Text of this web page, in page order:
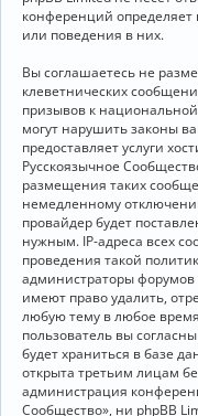
конференций определяет
или поведения в них.
Вы соглашаетесь не
клеветнических
призывов к
могут нарушить законы
предоставляет услуги
Русскоязычное
размещения таких
немедленному
провайдер будет
нужным. IP-адреса всех
проведения такой
администраторы форумов
имеют право удалить,
любую тему в любое
пользователь вы
будет храниться в базе
открыта третьим лицам
администрация
Сообщество», ни phpBB